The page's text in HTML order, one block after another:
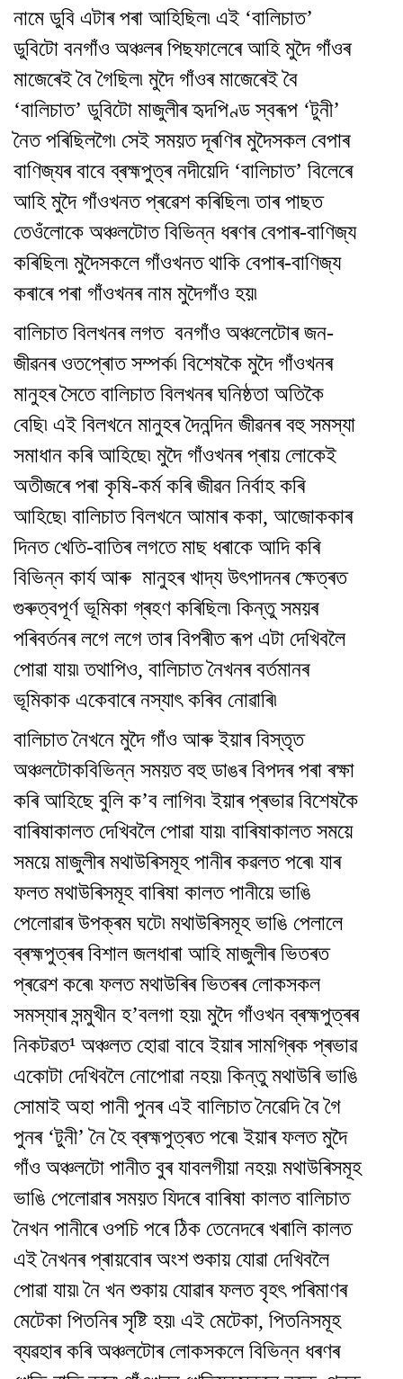
নামে ডুবি এটাৰ পৰা আহিছিল৷ এই ‘বালিচাত’
ডুবিটো বনগাঁও অঞ্চলৰ পিছফালেৰে আহি মুদৈ গাঁওৰ
মাজেৰেই বৈ গৈছিল৷ মুদৈ গাঁওৰ মাজেৰেই বৈ
‘বালিচাত’ ডুবিটো মাজুলীৰ হৃদপিণ্ড স্বৰূপ ‘টুনী’
নৈত পৰিছিলগৈ৷ সেই সময়ত দূৰণিৰ মুদৈসকল বেপাৰ
বাণিজ্যৰ বাবে ব্ৰহ্মপুত্ৰ নদীয়েদি ‘বালিচাত’ বিলেৰে
আহি মুদৈ গাঁওখনত প্ৰৱেশ কৰিছিল৷ তাৰ পাছত
তেওঁলোকে অঞ্চলটোত বিভিন্ন ধৰণৰ বেপাৰ-বাণিজ্য
কৰিছিল৷ মুদৈসকলে গাঁওখনত থাকি বেপাৰ-বাণিজ্য
কৰাৰে পৰা গাঁওখনৰ নাম মুদৈগাঁও হয়৷
বালিচাত বিলখনৰ লগত বনগাঁও অঞ্চলেটোৰ জন-
জীৱনৰ ওতপ্ৰোত সম্পৰ্ক৷ বিশেষকৈ মুদৈ গাঁওখনৰ
মানুহৰ সৈতে বালিচাত বিলখনৰ ঘনিষ্ঠতা অতিকৈ
বেছি৷ এই বিলখনে মানুহৰ দৈনন্দিন জীৱনৰ বহু সমস্যা
সমাধান কৰি আহিছে৷ মুদৈ গাঁওখনৰ প্ৰায় লোকেই
অতীজৰে পৰা কৃষি-কৰ্ম কৰি জীৱন নিৰ্বাহ কৰি
আহিছে৷ বালিচাত বিলখনে আমাৰ ককা, আজোককাৰ
দিনত খেতি-বাতিৰ লগতে মাছ ধৰাকে আদি কৰি
বিভিন্ন কাৰ্য আৰু মানুহৰ খাদ্য উৎপাদনৰ ক্ষেত্ৰত
গুৰুত্বপূৰ্ণ ভূমিকা গ্ৰহণ কৰিছিল৷ কিন্তু সময়ৰ
পৰিবৰ্তনৰ লগে লগে তাৰ বিপৰীত ৰূপ এটা দেখিবলৈ
পোৱা যায়৷ তথাপিও, বালিচাত নৈখনৰ বৰ্তমানৰ
ভূমিকাক একেবাৰে নস্যাৎ কৰিব নোৱাৰি৷
বালিচাত নৈখনে মুদৈ গাঁও আৰু ইয়াৰ বিস্তৃত
অঞ্চলটোকবিভিন্ন সময়ত বহু ডাঙৰ বিপদৰ পৰা ৰক্ষা
কৰি আহিছে বুলি ক’ব লাগিব৷ ইয়াৰ প্ৰভাৱ বিশেষকৈ
বাৰিষাকালত দেখিবলৈ পোৱা যায়৷ বাৰিষাকালত সময়ে
সময়ে মাজুলীৰ মথাউৰিসমূহ পানীৰ কৱলত পৰে৷ যাৰ
ফলত মথাউৰিসমূহ বাৰিষা কালত পানীয়ে ভাঙি
পেলোৱাৰ উপক্ৰম ঘটে৷ মথাউৰিসমূহ ভাঙি পেলালে
ব্ৰহ্মপুত্ৰৰ বিশাল জলধাৰা আহি মাজুলীৰ ভিতৰত
প্ৰৱেশ কৰে৷ ফলত মথাউৰিৰ ভিতৰৰ লোকসকল
সমস্যাৰ সন্মুখীন হ’বলগা হয়৷ মুদৈ গাঁওখন ব্ৰহ্মপুত্ৰৰ
নিকটৱত¹ অঞ্চলত হোৱা বাবে ইয়াৰ সামগ্ৰিক প্ৰভাৱ
একোটা দেখিবলৈ নোপোৱা নহয়৷ কিন্তু মথাউৰি ভাঙি
সোমাই অহা পানী পুনৰ এই বালিচাত নৈৱেদি বৈ গৈ
পুনৰ ‘টুনী’ নৈ হৈ ব্ৰহ্মপুত্ৰত পৰে৷ ইয়াৰ ফলত মুদৈ
গাঁও অঞ্চলটো পানীত বুৰ যাবলগীয়া নহয়৷ মথাউৰিসমূহ
ভাঙি পেলোৱাৰ সময়ত যিদৰে বাৰিষা কালত বালিচাত
নৈখন পানীৰে ওপচি পৰে ঠিক তেনেদৰে খৰালি কালত
এই নৈখনৰ প্ৰায়বোৰ অংশ শুকায় যোৱা দেখিবলৈ
পোৱা যায়৷ নৈ খন শুকায় যোৱাৰ ফলত বৃহৎ পৰিমাণৰ
মেটেকা পিতনিৰ সৃষ্টি হয়৷ এই মেটেকা, পিতনিসমূহ
ব্যৱহাৰ কৰি অঞ্চলটোৰ লোকসকলে বিভিন্ন ধৰণৰ